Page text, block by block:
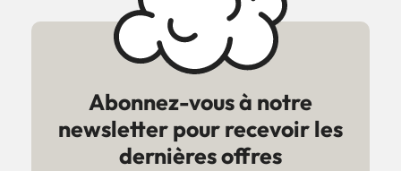
Abonnez-vous à notre
newsletter pour recevoir les
dernières offres